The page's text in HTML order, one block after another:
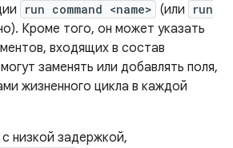
run command <name> (или
run
Кроме того, он может указать
входящих в состав
заменять или добавлять поля,
жизненного цикла в каждой
низкой задержкой,